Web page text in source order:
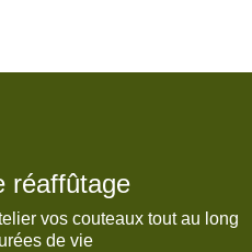
réaffûtage
vos couteaux tout au long
de vie